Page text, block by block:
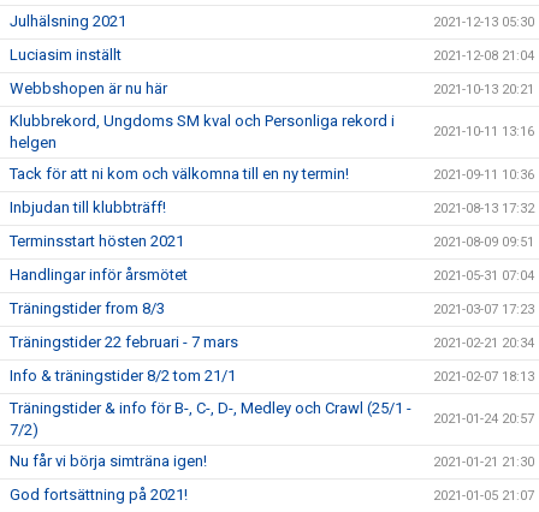
Julhälsning 2021 2021-12-13 05:30
Luciasim inställt 2021-12-08 21:04
Webbshopen är nu här 2021-10-13 20:21
Klubbrekord, Ungdoms SM kval och Personliga rekord i
helgen
2021-10-11 13:16
Tack för att ni kom och välkomna till en ny termin! 2021-09-11 10:36
Inbjudan till klubbträff! 2021-08-13 17:32
Terminsstart hösten 2021 2021-08-09 09:51
Handlingar inför årsmötet 2021-05-31 07:04
Träningstider from 8/3 2021-03-07 17:23
Träningstider 22 februari - 7 mars 2021-02-21 20:34
Info & träningstider 8/2 tom 21/1 2021-02-07 18:13
Träningstider & info för B-, C-, D-, Medley och Crawl (25/1 -
7/2)
2021-01-24 20:57
Nu får vi börja simträna igen! 2021-01-21 21:30
God fortsättning på 2021! 2021-01-05 21:07